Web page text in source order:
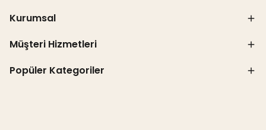
Kurumsal
Müşteri Hizmetleri
Popüler Kategoriler